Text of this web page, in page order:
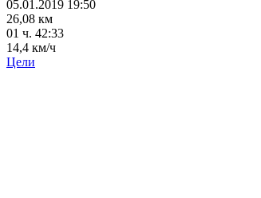
05.01.2019 19:50
26,08 км
01 ч. 42:33
14,4 км/ч
Цели